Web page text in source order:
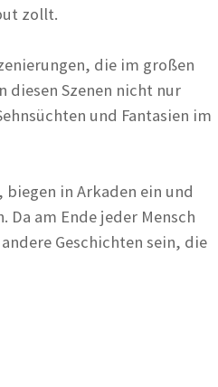
zollt.
die im großen
diesen Szenen nicht nur
und Fantasien im
biegen in Arkaden ein und
am Ende jeder Mensch
Geschichten sein, die